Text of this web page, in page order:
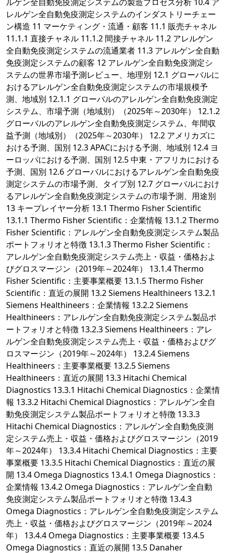
レルゲン全自動免疫測定システムのインダストリーチェー
ン構造 11 マーケティング・流通・顧客 11.1 販売チャネル
11.1.1 直接チャネル 11.1.2 間接チャネル 11.2 アレルゲン
全自動免疫測定システムの流通業者 11.3 アレルゲン全自動
免疫測定システムの顧客 12 アレルゲン全自動免疫測定シ
ステムの世界市場予測レビュー、地理別 12.1 グローバルに
おけるアレルゲン全自動免疫測定システムの市場規模予
測、地域別 12.1.1 グローバルのアレルゲン全自動免疫測定
システム、市場予測（地域別）（2025年～2030年） 12.1.2
グローバルのアレルゲン全自動免疫測定システム、年間収
益予測（地域別）（2025年～2030年） 12.2 アメリカズに
おける予測、国別 12.3 APACにおける予測、地域別 12.4 ヨ
ーロッパにおける予測、国別 12.5 中東・アフリカにおける
予測、国別 12.6 グローバルにおけるアレルゲン全自動免疫
測定システムの市場予測、タイプ別 12.7 グローバルにおけ
るアレルゲン全自動免疫測定システムの市場予測、用途別
13 キープレイヤー分析 13.1 Thermo Fisher Scientific
13.1.1 Thermo Fisher Scientific：企業情報 13.1.2 Thermo
Fisher Scientific：アレルゲン全自動免疫測定システム製品
ポートフォリオと特徴 13.1.3 Thermo Fisher Scientific：
アレルゲン全自動免疫測定システム売上・収益・価格およ
びグロスマージン（2019年～2024年） 13.1.4 Thermo
Fisher Scientific：主要事業概要 13.1.5 Thermo Fisher
Scientific：直近の展開 13.2 Siemens Healthineers 13.2.1
Siemens Healthineers：企業情報 13.2.2 Siemens
Healthineers：アレルゲン全自動免疫測定システム製品ポ
ートフォリオと特徴 13.2.3 Siemens Healthineers：アレ
ルゲン全自動免疫測定システム売上・収益・価格およびグ
ロスマージン（2019年～2024年） 13.2.4 Siemens
Healthineers：主要事業概要 13.2.5 Siemens
Healthineers：直近の展開 13.3 Hitachi Chemical
Diagnostics 13.3.1 Hitachi Chemical Diagnostics：企業情
報 13.3.2 Hitachi Chemical Diagnostics：アレルゲン全自
動免疫測定システム製品ポートフォリオと特徴 13.3.3
Hitachi Chemical Diagnostics：アレルゲン全自動免疫測
定システム売上・収益・価格およびグロスマージン（2019
年～2024年） 13.3.4 Hitachi Chemical Diagnostics：主要
事業概要 13.3.5 Hitachi Chemical Diagnostics：直近の展
開 13.4 Omega Diagnostics 13.4.1 Omega Diagnostics：
企業情報 13.4.2 Omega Diagnostics：アレルゲン全自動
免疫測定システム製品ポートフォリオと特徴 13.4.3
Omega Diagnostics：アレルゲン全自動免疫測定システム
売上・収益・価格およびグロスマージン（2019年～2024
年） 13.4.4 Omega Diagnostics：主要事業概要 13.4.5
Omega Diagnostics：直近の展開 13.5 Danaher